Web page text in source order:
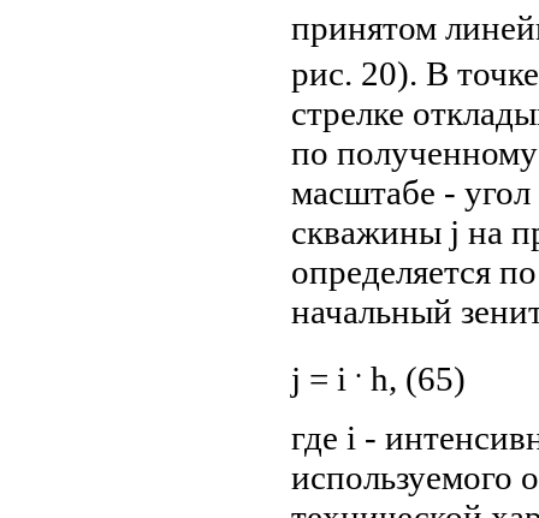
принятом
рис. 20). В
стрелке
по
масштабе -
скважины j на
определяется
начальный
j = i . h, (65)
где i -
используемого